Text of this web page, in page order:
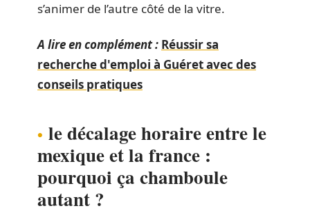
s’animer de l’autre côté de la vitre.
A lire en complément : Réussir sa
recherche d'emploi à Guéret avec des
conseils pratiques
le décalage horaire entre le
mexique et la france :
pourquoi ça chamboule
autant ?